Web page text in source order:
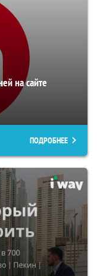
на сайте
ПОДРОБНЕЕ